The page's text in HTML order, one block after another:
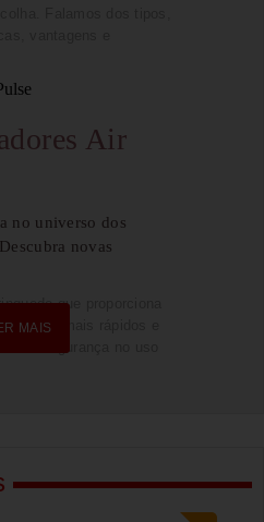
MAIS
Air
no universo dos
novas
que proporciona
mais rápidos e
MAIS